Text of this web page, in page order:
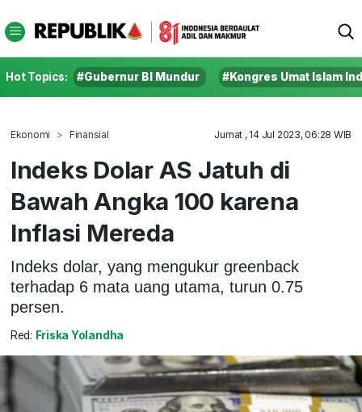
Hot Topics: #Gubernur BI Mundur #Kongres Umat Islam
Ekonomi Finansial Jumat , 14 Jul 2023, 06:28 WIB
Indeks Dolar AS Jatuh di
Bawah Angka 100 karena
Inflasi Mereda
Indeks dolar, yang mengukur greenback
terhadap 6 mata uang utama, turun 0.75
persen.
Red: Friska Yolandha